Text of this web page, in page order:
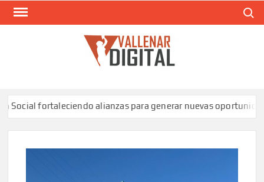
Saltar
fortaleciendo alianzas para generar nuevas oportunidades